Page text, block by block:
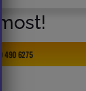
490 6275